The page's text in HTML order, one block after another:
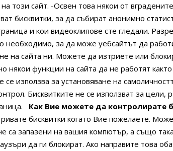
този сайт. -Освен това някои от
бисквитки, за да събират анонимно
и кои видеоклипове сте гледали.
необходимо, за да може уебсайтът да
на сайта ни. Можете да изтриете или
някои функции на сайта да не работят както
използва за установяване на
Бисквитките не се използват за цели,
Как Вие можете да контролирате
бисквитки когато Вие пожелаете.
са запазени на вашия компютър, а също
да ги блокират. Ако направите това